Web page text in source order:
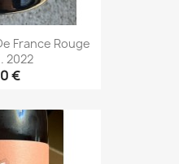
France Rouge
2022
€